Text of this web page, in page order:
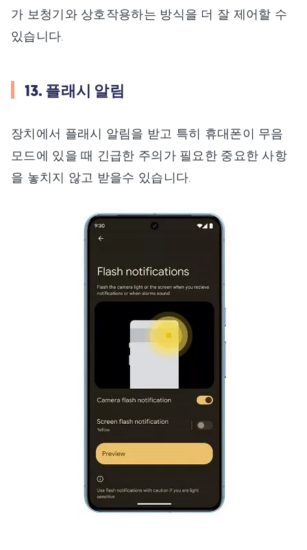
가 보청기와 상호작용하는 방식을 더 잘 제어할 수
있습니다.
13. 플래시 알림
장치에서 플래시 알림을 받고 특히 휴대폰이 무음
모드에 있을 때 긴급한 주의가 필요한 중요한 사항
을 놓치지 않고 받을수 있습니다.